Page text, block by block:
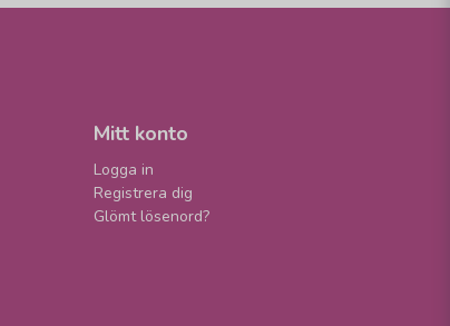
Mitt konto
Logga in
Registrera dig
Glömt lösenord?